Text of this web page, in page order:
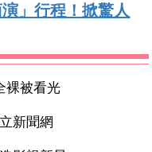
」行程！掀驚人
裸被看光
新聞網